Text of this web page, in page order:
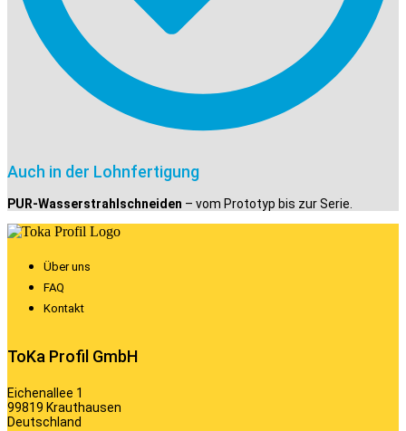
Auch in der Lohnfertigung
PUR-Wasserstrahlschneiden – vom Prototyp bis zur Serie.
Über uns
FAQ
Kontakt
ToKa Profil GmbH
Eichenallee 1
99819 Krauthausen
Deutschland